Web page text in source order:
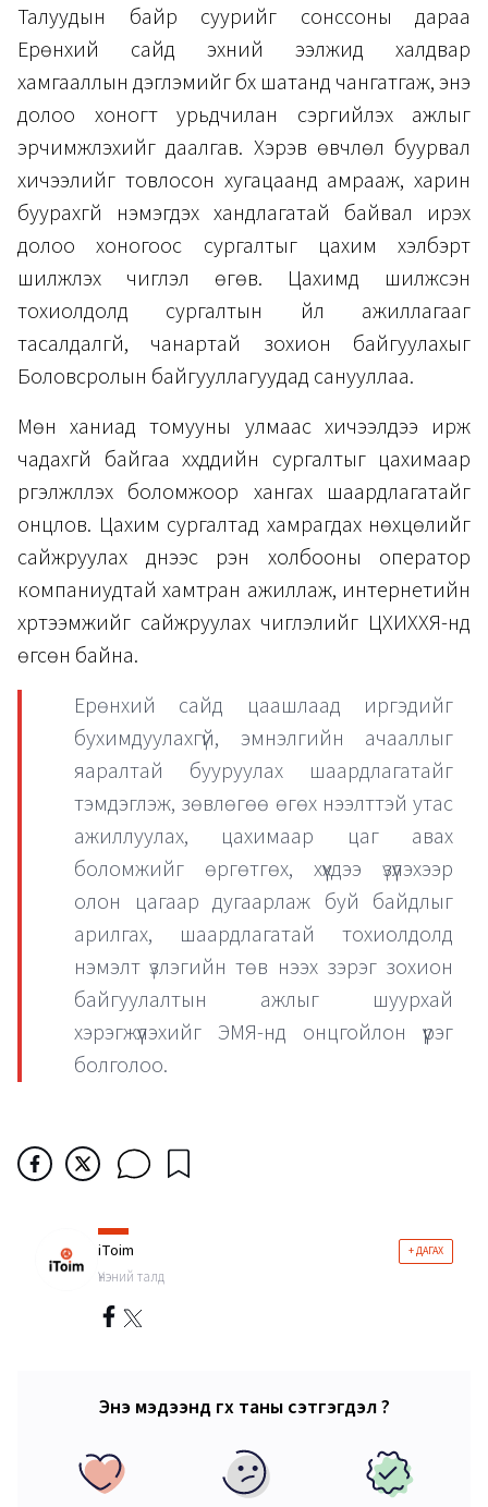
Талуудын байр суурийг сонссоны дараа
Ерөнхий сайд эхний ээлжид халдвар
хамгааллын дэглэмийг бүх шатанд чангатгаж, энэ
долоо хоногт урьдчилан сэргийлэх ажлыг
эрчимжүүлэхийг даалгав. Хэрэв өвчлөл буурвал
хичээлийг товлосон хугацаанд амрааж, харин
буурахгүй нэмэгдэх хандлагатай байвал ирэх
долоо хоногоос сургалтыг цахим хэлбэрт
шилжүүлэх чиглэл өгөв. Цахимд шилжсэн
тохиолдолд сургалтын үйл ажиллагааг
тасалдалгүй, чанартай зохион байгуулахыг
Боловсролын байгууллагуудад санууллаа.
Мөн ханиад томууны улмаас хичээлдээ ирж
чадахгүй байгаа хүүхдүүдийн сургалтыг цахимаар
үргэлжлүүлэх боломжоор хангах шаардлагатайг
онцлов. Цахим сургалтад хамрагдах нөхцөлийг
сайжруулах үүднээс үүрэн холбооны оператор
компаниудтай хамтран ажиллаж, интернетийн
хүртээмжийг сайжруулах чиглэлийг ЦХИХХЯ-нд
өгсөн байна.
Ерөнхий сайд цаашлаад иргэдийг
бухимдуулахгүй, эмнэлгийн ачааллыг
яаралтай бууруулах шаардлагатайг
тэмдэглэж, зөвлөгөө өгөх нээлттэй утас
ажиллуулах, цахимаар цаг авах
боломжийг өргөтгөх, хүүхдээ үзүүлэхээр
олон цагаар дугаарлаж буй байдлыг
арилгах, шаардлагатай тохиолдолд
нэмэлт үзлэгийн төв нээх зэрэг зохион
байгуулалтын ажлыг шуурхай
хэрэгжүүлэхийг ЭМЯ-нд онцгойлон үүрэг
болголоо.
iToim + ДАГАХ
Үнэний талд
Энэ мэдээнд өгөх таны сэтгэгдэл ?